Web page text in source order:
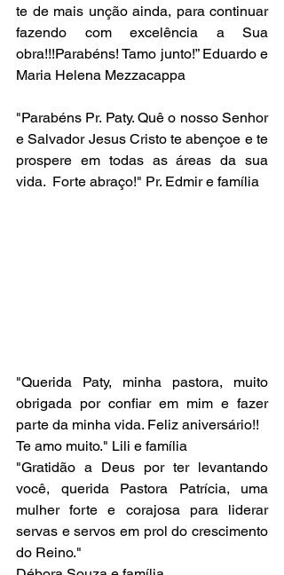
te de mais unção ainda, para continuar
fazendo com excelência a Sua
obra!!!Parabéns! Tamo junto!” Eduardo e
Maria Helena Mezzacappa
"Parabéns Pr. Paty. Quê o nosso Senhor
e Salvador Jesus Cristo te abençoe e te
prospere em todas as áreas da sua
vida.  Forte abraço!" Pr. Edmir e família
"Querida Paty, minha pastora, muito
obrigada por confiar em mim e fazer
parte da minha vida. Feliz aniversário!!
Te amo muito." Lili e família
"Gratidão a Deus por ter levantando
você, querida Pastora Patrícia, uma
mulher forte e corajosa para liderar
servas e servos em prol do crescimento
do Reino."